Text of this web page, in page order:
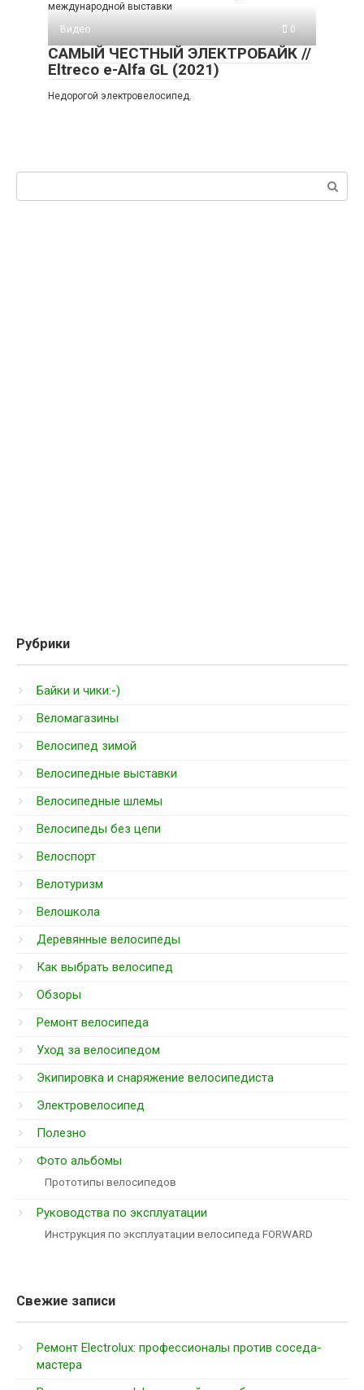
международной выставки
Видео
0
САМЫЙ ЧЕСТНЫЙ ЭЛЕКТРОБАЙК //
Eltreco e-Alfa GL (2021)
Недорогой электровелосипед.
Рубрики
Байки и чики:-)
Веломагазины
Велосипед зимой
Велосипедные выставки
Велосипедные шлемы
Велосипеды без цепи
Велоспорт
Велотуризм
Велошкола
Деревянные велосипеды
Как выбрать велосипед
Обзоры
Ремонт велосипеда
Уход за велосипедом
Экипировка и снаряжение велосипедиста
Электровелосипед
Полезно
Фото альбомы
Прототипы велосипедов
Руководства по эксплуатации
Инструкция по эксплуатации велосипеда FORWARD
Свежие записи
Ремонт Electrolux: профессионалы против соседа-
мастера